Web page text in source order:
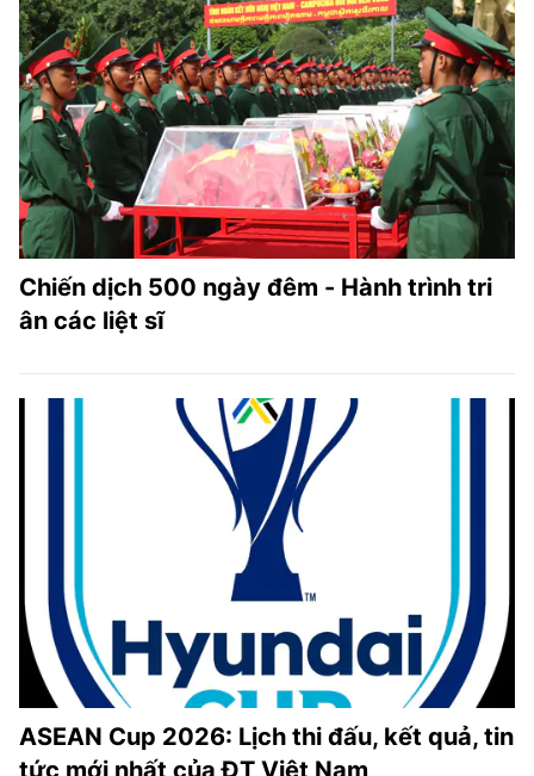
Chiến dịch 500 ngày đêm - Hành trình tri
ân các liệt sĩ
ASEAN Cup 2026: Lịch thi đấu, kết quả, tin
tức mới nhất của ĐT Việt Nam